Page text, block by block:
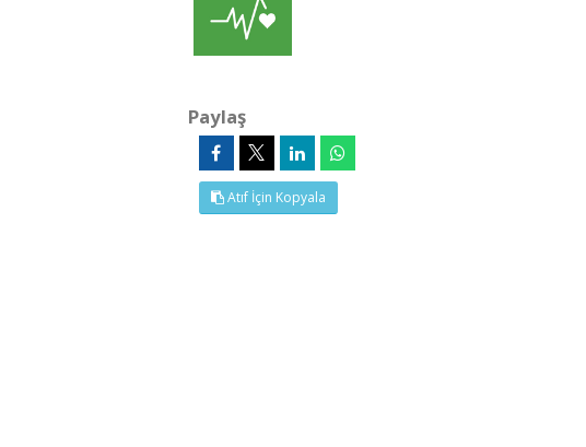
Paylaş
Atıf İçin Kopyala